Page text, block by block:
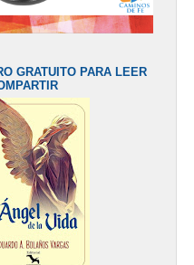
GRATUITO PARA LEER